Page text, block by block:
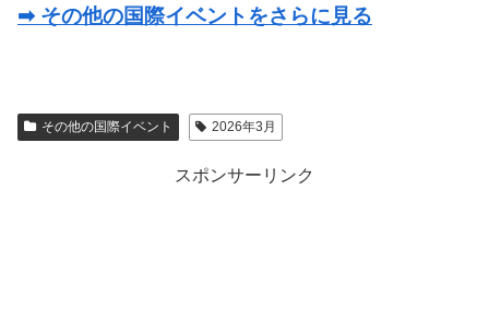
➡ その他の国際イベントをさらに見る
その他の国際イベント 2026年3月
スポンサーリンク